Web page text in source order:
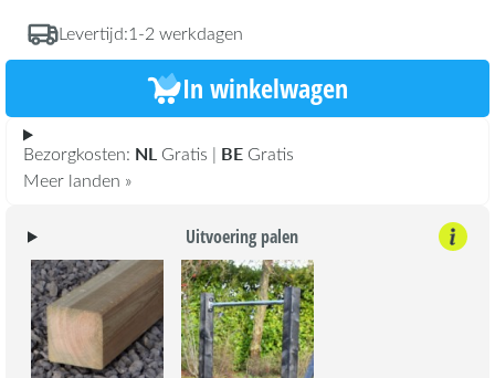
Levertijd:1-2 werkdagen
In winkelwagen
Bezorgkosten: NL Gratis | BE Gratis
Meer landen »
Uitvoering palen